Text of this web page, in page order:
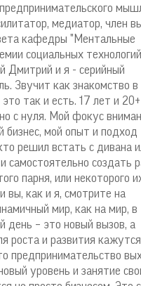
медиатор, член
кафедры "Ментальные
социальных
Дмитрий и я - серийный
Звучит как знакомство в
так и есть. 17 лет и 20+
с нуля. Мой фокус
бизнес, мой опыт и подход
решил встать с дивана
самостоятельно создать
парня, или некоторого
вы, как и я, смотрите на
мир, как на мир, в
день – это новый вызов, а
роста и развития кажутся
предпринимательство
уровень и занятие